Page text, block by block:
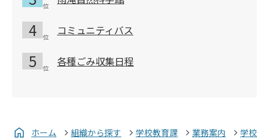
コミュニティバス
各種ごみ収集日程
ホーム 組織から探す 学校教育課 業務案内
学校